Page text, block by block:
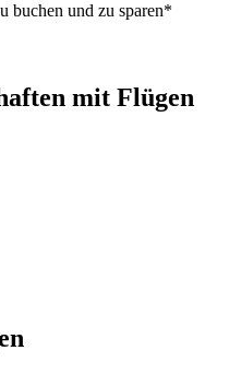
buchen und zu sparen*
mit Flügen